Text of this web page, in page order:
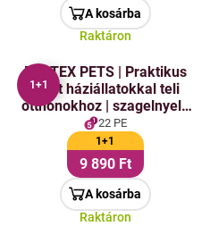
A kosárba
Raktáron
1+1
DEOTEX PETS | Praktikus
szett háziállatokkal teli
otthonokhoz | szagelnyelő
& speciális folyékony
mosószer
probiotikumokkal | 500 ml
+ 525 ml
22 PE
1+1
9 890 Ft
A kosárba
Raktáron